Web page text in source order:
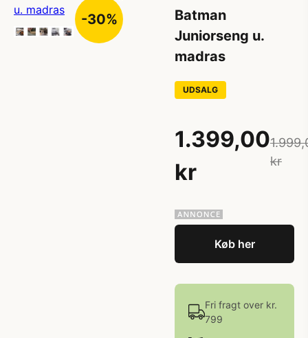
-30%
Batman
Juniorseng u.
madras
UDSALG
1.399,00
kr
kr
Køb her
Fri fragt over kr.
799